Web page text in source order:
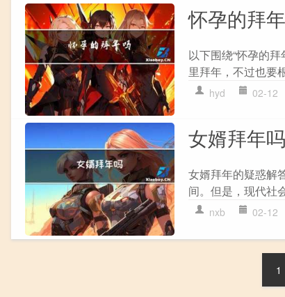
怀孕的拜
以下围绕“怀孕的
里拜年，不过也要
hyd 02-12
女婿拜年吗
女婿拜年的疑惑解
间。但是，现代社
nxb 02-12
1